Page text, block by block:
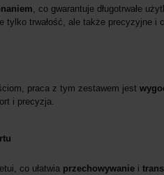
, co gwarantuje długotrwałe
trwałość, ale także precyzyjne i
praca z tym zestawem jest
i precyzja.
co ułatwia przechowywaniei